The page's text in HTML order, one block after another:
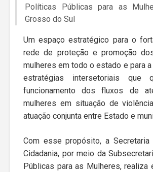
Políticas Públicas para as
Grosso do Sul
Um espaço estratégico para o
rede de proteção e promoção
mulheres em todo o estado e para
estratégias intersetoriais que
funcionamento dos fluxos de
mulheres em situação de
atuação conjunta entre Estado e
Com esse propósito, a
Cidadania, por meio da
Públicas para as Mulheres, realiza